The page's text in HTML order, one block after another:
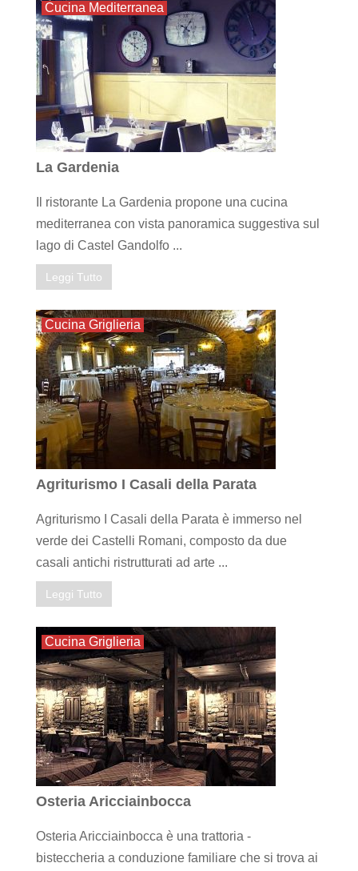
Cucina Mediterranea
La Gardenia
Il ristorante La Gardenia propone una cucina
mediterranea con vista panoramica suggestiva sul
lago di Castel Gandolfo ...
Leggi Tutto
Cucina Griglieria
Agriturismo I Casali della Parata
Agriturismo I Casali della Parata è immerso nel
verde dei Castelli Romani, composto da due
casali antichi ristrutturati ad arte ...
Leggi Tutto
Cucina Griglieria
Osteria Aricciainbocca
Osteria Aricciainbocca è una trattoria -
bisteccheria a conduzione familiare che si trova ai